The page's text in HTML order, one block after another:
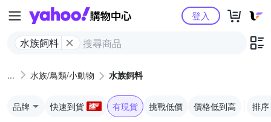
Yahoo購物中心
水族飼料
登入
水族/鳥類/小動物 水族飼料
品牌 快速到貨 有現貨 挑戰低價 價格低到高 排序